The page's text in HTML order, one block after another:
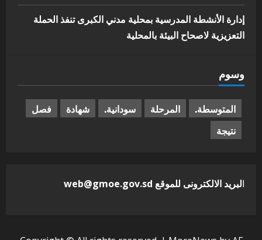
إدارة الأنشطة المدرسية بمحلية مدني الكبرى تنفذ الحملة
التعزيزية لاصحاح البيئة بالمحلية
وسوم
المتوسطة. المرحلة سودانية. شهادة
فصل
نتيجة
البريد الالكترونى للموقع web@gmoe.gov.sd